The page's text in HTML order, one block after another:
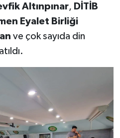
Altınpınar, DİTİB
Eyalet Birliği
ve çok sayıda din